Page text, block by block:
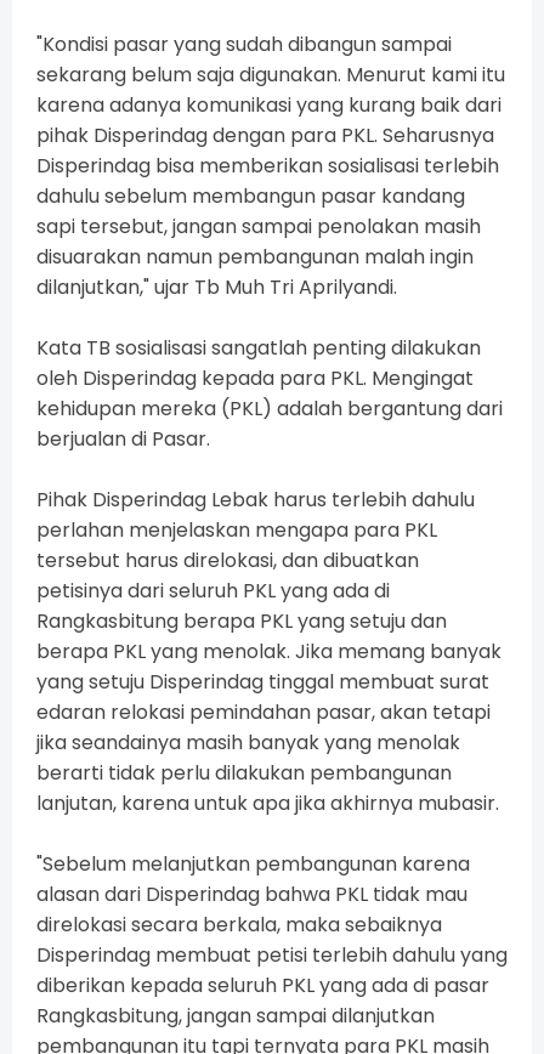
"Kondisi pasar yang sudah dibangun sampai
sekarang belum saja digunakan. Menurut kami itu
karena adanya komunikasi yang kurang baik dari
pihak Disperindag dengan para PKL. Seharusnya
Disperindag bisa memberikan sosialisasi terlebih
dahulu sebelum membangun pasar kandang
sapi tersebut, jangan sampai penolakan masih
disuarakan namun pembangunan malah ingin
dilanjutkan," ujar Tb Muh Tri Aprilyandi.
Kata TB sosialisasi sangatlah penting dilakukan
oleh Disperindag kepada para PKL. Mengingat
kehidupan mereka (PKL) adalah bergantung dari
berjualan di Pasar.
Pihak Disperindag Lebak harus terlebih dahulu
perlahan menjelaskan mengapa para PKL
tersebut harus direlokasi, dan dibuatkan
petisinya dari seluruh PKL yang ada di
Rangkasbitung berapa PKL yang setuju dan
berapa PKL yang menolak. Jika memang banyak
yang setuju Disperindag tinggal membuat surat
edaran relokasi pemindahan pasar, akan tetapi
jika seandainya masih banyak yang menolak
berarti tidak perlu dilakukan pembangunan
lanjutan, karena untuk apa jika akhirnya mubasir.
"Sebelum melanjutkan pembangunan karena
alasan dari Disperindag bahwa PKL tidak mau
direlokasi secara berkala, maka sebaiknya
Disperindag membuat petisi terlebih dahulu yang
diberikan kepada seluruh PKL yang ada di pasar
Rangkasbitung, jangan sampai dilanjutkan
pembangunan itu tapi ternyata para PKL masih